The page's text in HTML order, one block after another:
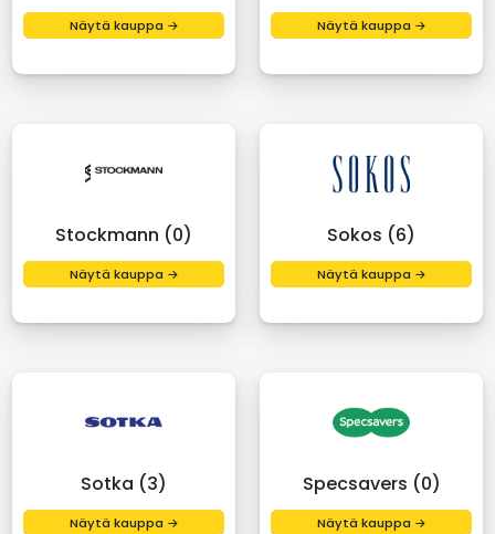
Näytä kauppa → Näytä kauppa →
Stockmann (0)
Näytä kauppa →
Sokos (6)
Näytä kauppa →
Sotka (3)
Näytä kauppa →
Specsavers (0)
Näytä kauppa →